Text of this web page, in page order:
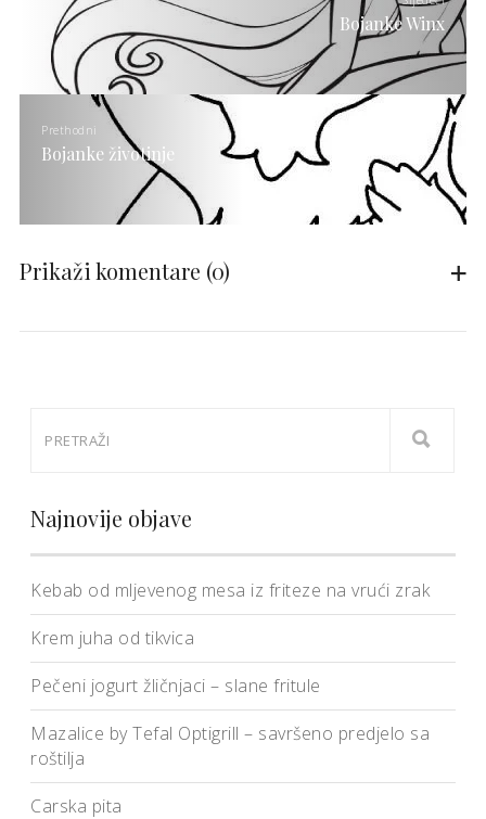
Bojanke Winx
Prethodni
Bojanke životinje
Prikaži komentare (0)
Najnovije objave
Kebab od mljevenog mesa iz friteze na vrući zrak
Krem juha od tikvica
Pečeni jogurt žličnjaci – slane fritule
Mazalice by Tefal Optigrill – savršeno predjelo sa
roštilja
Carska pita